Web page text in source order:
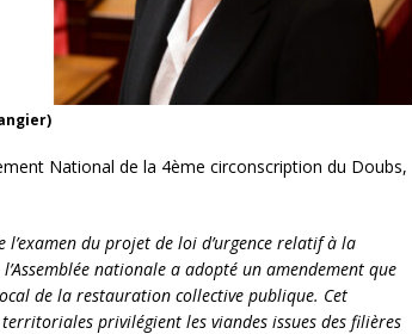
National de la 4ème circonscription du Doubs,
du projet de loi d’urgence relatif à la
nationale a adopté un amendement que
de la restauration collective publique. Cet
privilégient les viandes issues des filières